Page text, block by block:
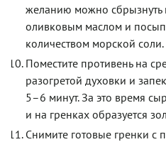
желанию можно сбрызнуть
оливковым маслом и
количеством морской соли.
Поместите противень на
разогретой духовки и
5–6 минут. За это время
и на гренках образуется
Снимите готовые гренки с